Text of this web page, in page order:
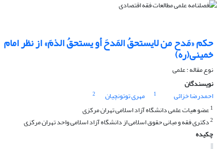
حکم «مَدح من لایستحقُ المَدحَ أو یستحقُ الذمَ» از نظر امام
خمینی(ره)
نوع مقاله : علمی
نویسندگان
احمدرضا خزائی
1 مهری توتونچیان
2
1عضو هیات علمی دانشگاه آزاد اسلامی تهران مرکزی
2دکتری فقه و مبانی حقوق اسلامی از دانشگاه آزاد اسلامی واحد تهران مرکزی
چکیده